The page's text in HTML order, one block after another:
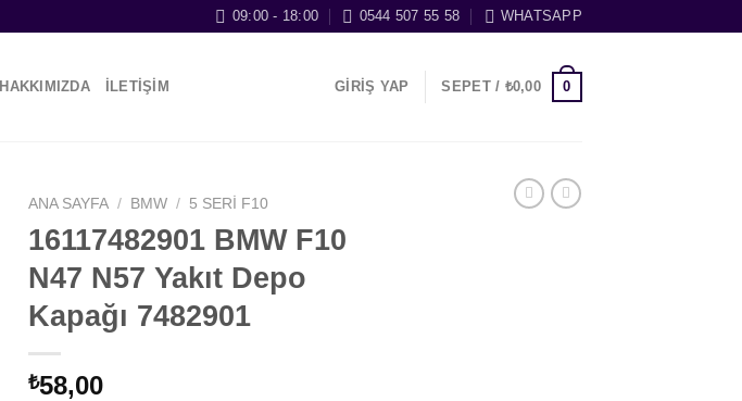
09:00 - 18:00 0544 507 55 58 WHATSAPP
HAKKIMIZDA İLETİŞİM GIRIŞ YAP SEPET / ₺0,00 0
ANA SAYFA / BMW / 5 SERI F10
16117482901 BMW F10
N47 N57 Yakıt Depo
Kapağı 7482901
₺58,00